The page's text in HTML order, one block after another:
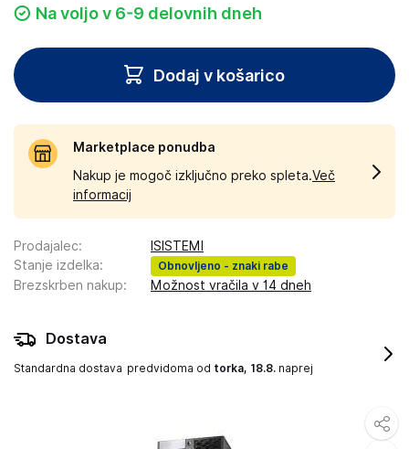
Na voljo v 6-9 delovnih dneh
Dodaj v košarico
Marketplace ponudba
Nakup je mogoč izključno preko spleta.Več
informacij
Prodajalec:
ISISTEMI
Stanje izdelka: Obnovljeno - znaki rabe
Brezskrben nakup: Možnost vračila v 14 dneh
Dostava
Standardna dostava predvidoma od torka, 18.8. naprej